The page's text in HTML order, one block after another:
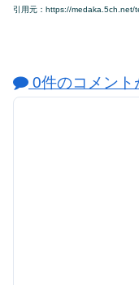
引用元：https://
0件のコメント